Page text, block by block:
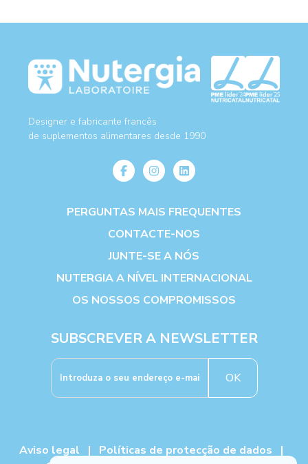
Designer e fabricante francês
de suplementos alimentares desde 1990
PERGUNTAS MAIS FREQUENTES
CONTACTE-NOS
JUNTE-SE A NÓS
NUTERGIA A NÍVEL INTERNACIONAL
OS NOSSOS COMPROMISSOS
SUBSCREVER A NEWSLETTER
OK
Aviso legal | Políticas de protecção de dados
|